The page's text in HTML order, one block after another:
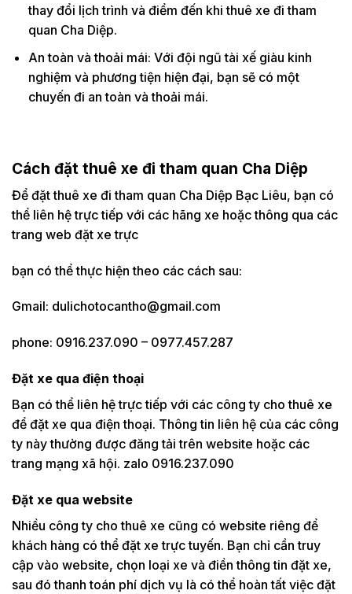
thay đổi lịch trình và điểm đến khi thuê xe đi tham
quan Cha Diệp.
An toàn và thoải mái: Với đội ngũ tài xế giàu kinh
nghiệm và phương tiện hiện đại, bạn sẽ có một
chuyến đi an toàn và thoải mái.
Cách đặt thuê xe đi tham quan Cha Diệp
Để đặt thuê xe đi tham quan Cha Diệp Bạc Liêu, bạn có
thể liên hệ trực tiếp với các hãng xe hoặc thông qua các
trang web đặt xe trực
bạn có thể thực hiện theo các cách sau:
Gmail: dulichotocantho@gmail.com
phone: 0916.237.090 – 0977.457.287
Đặt xe qua điện thoại
Bạn có thể liên hệ trực tiếp với các công ty cho thuê xe
để đặt xe qua điện thoại. Thông tin liên hệ của các công
ty này thường được đăng tải trên website hoặc các
trang mạng xã hội. zalo 0916.237.090
Đặt xe qua website
Nhiều công ty cho thuê xe cũng có website riêng để
khách hàng có thể đặt xe trực tuyến. Bạn chỉ cần truy
cập vào website, chọn loại xe và điền thông tin đặt xe,
sau đó thanh toán phí dịch vụ là có thể hoàn tất việc đặt